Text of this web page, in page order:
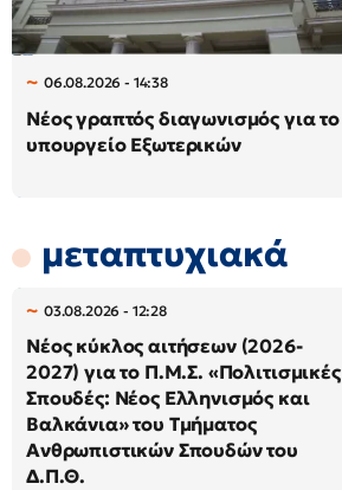
06.08.2026 - 14:38
Νέος γραπτός διαγωνισμός για το
υπουργείο Εξωτερικών
μεταπτυχιακά
03.08.2026 - 12:28
Νέος κύκλος αιτήσεων (2026-
2027) για το Π.Μ.Σ. «Πολιτισμικές
Σπουδές: Νέος Ελληνισμός και
Βαλκάνια» του Τμήματος
Ανθρωπιστικών Σπουδών του
Δ.Π.Θ.